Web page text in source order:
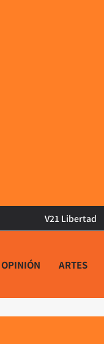
V21 Libertad
OPINIÓN ARTES